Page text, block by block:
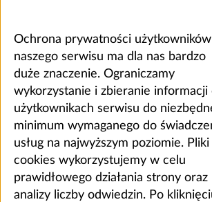
Ochrona prywatności użytkowników
naszego serwisu ma dla nas bardzo
duże znaczenie. Ograniczamy
wykorzystanie i zbieranie informacji
użytkownikach serwisu do
minimum wymaganego do
usług na najwyższym poziomie. Pliki
cookies wykorzystujemy w celu
prawidłowego działania strony oraz
analizy liczby odwiedzin. Po